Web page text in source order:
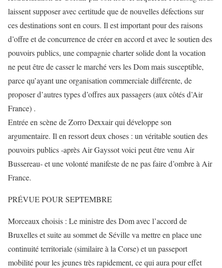
laissent supposer avec certitude que de nouvelles défections sur
ces destinations sont en cours. Il est important pour des raisons
d’offre et de concurrence de créer en accord et avec le soutien des
pouvoirs publics, une compagnie charter solide dont la vocation
ne peut être de casser le marché vers les Dom mais susceptible,
parce qu’ayant une organisation commerciale différente, de
proposer d’autres types d’offres aux passagers (aux côtés d’Air
France) .
Entrée en scène de Zorro Dexxair qui développe son
argumentaire. Il en ressort deux choses : un véritable soutien des
pouvoirs publics -après Air Gayssot voici peut être venu Air
Bussereau- et une volonté manifeste de ne pas faire d’ombre à Air
France.
PRÉVUE POUR SEPTEMBRE
Morceaux choisis : Le ministre des Dom avec l’accord de
Bruxelles et suite au sommet de Séville va mettre en place une
continuité territoriale (similaire à la Corse) et un passeport
mobilité pour les jeunes très rapidement, ce qui aura pour effet